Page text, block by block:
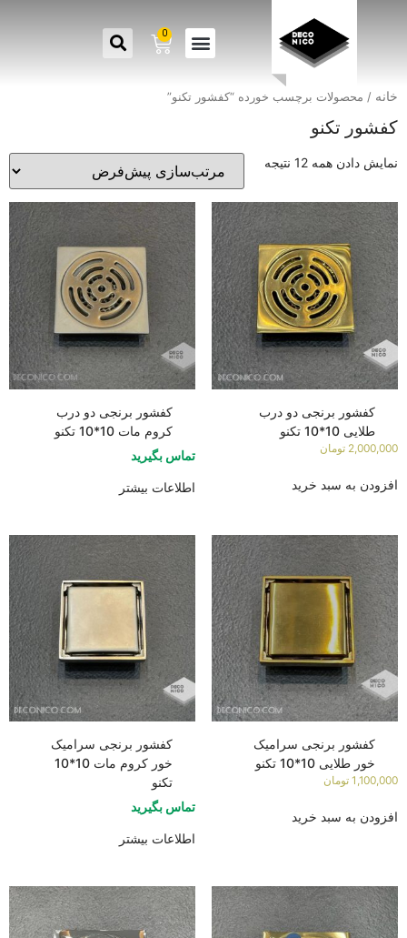
0
خانه / محصولات برچسب خورده “کفشور تکنو”
کفشور تکنو
نمایش دادن همه 12 نتیجه
کفشور برنجی دو درب
طلایی 10*10 تکنو
2,000,000 تومان
افزودن به سبد خرید
کفشور برنجی دو درب
کروم مات 10*10 تکنو
تماس بگیرید
اطلاعات بیشتر
کفشور برنجی سرامیک
خور طلایی 10*10 تکنو
1,100,000 تومان
افزودن به سبد خرید
کفشور برنجی سرامیک
خور کروم مات 10*10
تکنو
تماس بگیرید
اطلاعات بیشتر